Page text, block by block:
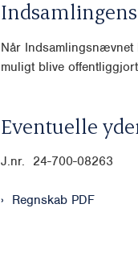
Når Indsamlingsnævnet
muligt blive
Eventuelle
J.nr. 24-700-08263
Regnskab PDF